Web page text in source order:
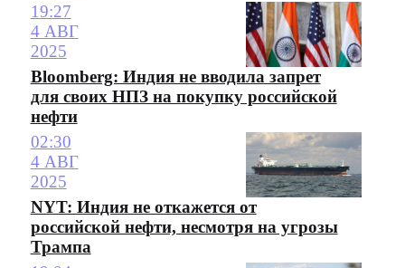
19:27
4 АВГ
2025
Bloomberg: Индия не вводила запрет
для своих НПЗ на покупку российской
нефти
02:30
4 АВГ
2025
NYT: Индия не откажется от
российской нефти, несмотря на угрозы
Трампа